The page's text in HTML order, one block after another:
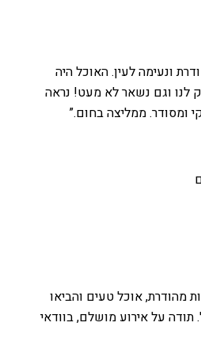
ונעימה לעין. האוכל היה
לנו וגם נשאר לא מעט! נראה
ומסודר. ממליצה בחום.”
מהודרת, אוכל טעים והביאו
תודה על אירוע מושלם, בוודאי